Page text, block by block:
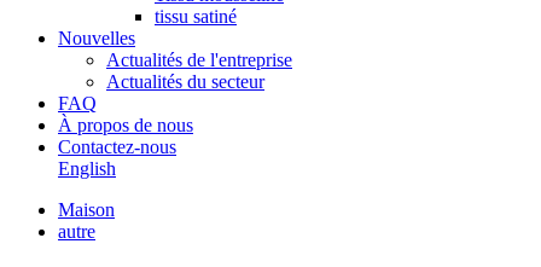
tissu satiné
Nouvelles
Actualités de l'entreprise
Actualités du secteur
FAQ
À propos de nous
Contactez-nous
English
Maison
autre